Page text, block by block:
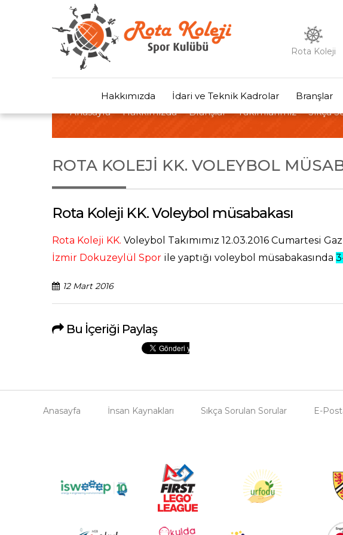
Rota Koleji
Hakkımızda İdari ve Teknik Kadrolar Branşlar
Anasayfa
Hakkımızda Branşlar Takımlarımız Sıkça
ROTA KOLEJI KK. VOLEYBOL
Rota Koleji KK. Voleybol müsabakası
Rota Koleji KK. Voleybol Takımımız 12.03.2016 Cumartesi
İzmir Dokuzeylül Spor ile yaptığı voleybol müsabakasında
12 Mart 2016
Bu İçeriği Paylaş
Anasayfa İnsan Kaynakları Sıkça Sorulan Sorular E-